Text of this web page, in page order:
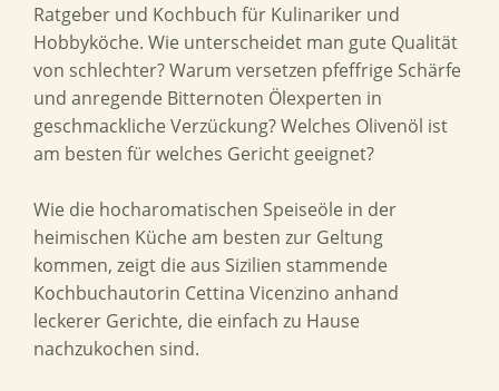
Ratgeber und Kochbuch für Kulinariker und
Hobbyköche. Wie unterscheidet man gute Qualität
von schlechter? Warum versetzen pfeffrige Schärfe
und anregende Bitternoten Ölexperten in
geschmackliche Verzückung? Welches Olivenöl ist
am besten für welches Gericht geeignet?
Wie die hocharomatischen Speiseöle in der
heimischen Küche am besten zur Geltung
kommen, zeigt die aus Sizilien stammende
Kochbuchautorin Cettina Vicenzino anhand
leckerer Gerichte, die einfach zu Hause
nachzukochen sind.